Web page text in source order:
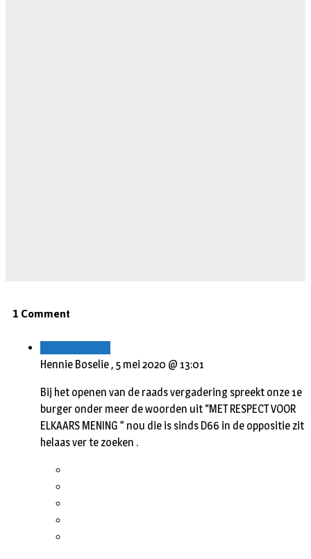
1 Comment
Hennie Boselie , 5 mei 2020 @ 13:01
Bij het openen van de raads vergadering spreekt onze 1e
burger onder meer de woorden uit “MET RESPECT VOOR
ELKAARS MENING ” nou die is sinds D66 in de oppositie zit
helaas ver te zoeken .